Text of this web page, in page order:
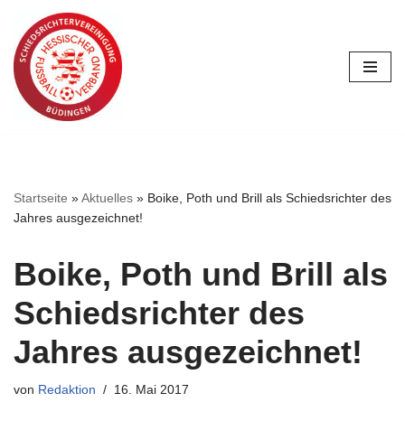
Zum
Inhalt
springen
Startseite »Aktuelles » Boike, Poth und Brill als Schiedsrichter des
Jahres ausgezeichnet!
Boike, Poth und Brill als
Schiedsrichter des
Jahres ausgezeichnet!
von Redaktion 16. Mai 2017